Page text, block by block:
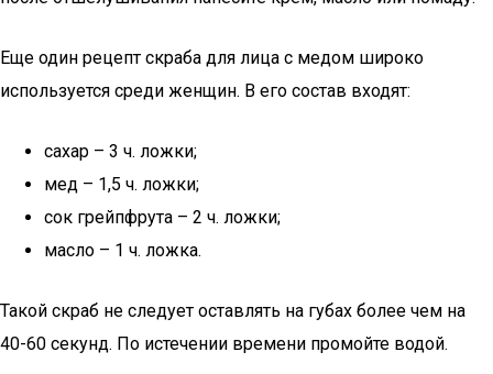
Еще один рецепт скраба для лица с медом широко
используется среди женщин. В его состав входят:
сахар – 3 ч. ложки;
мед – 1,5 ч. ложки;
сок грейпфрута – 2 ч. ложки;
масло – 1 ч. ложка.
Такой скраб не следует оставлять на губах более чем на
40-60 секунд. По истечении времени промойте водой.